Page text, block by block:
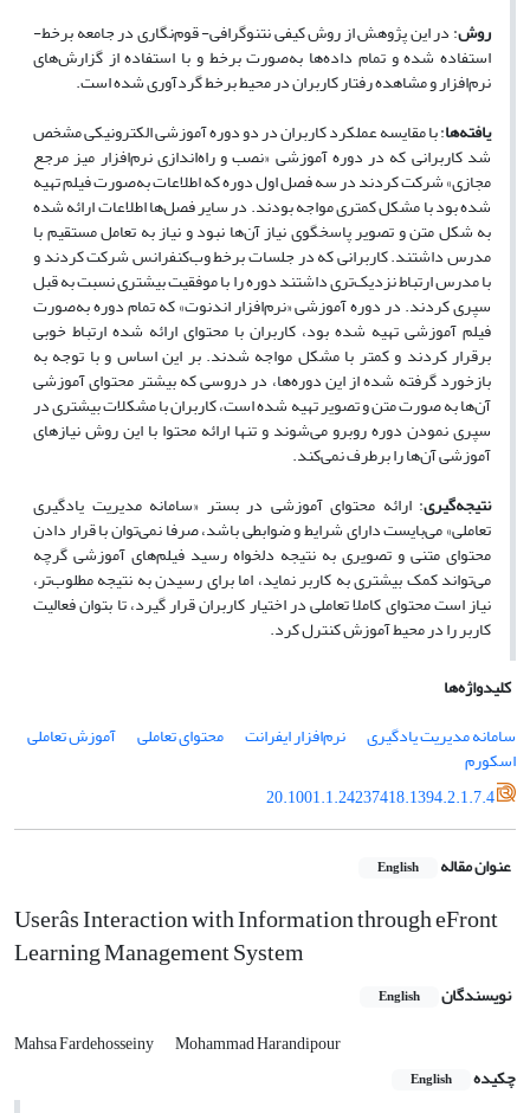
روش: در این پژوهش از روش کیفی نتنوگرافی- قوم‌نگاری در جامعه برخط-
استفاده شده و تمام داده‌ها به‌صورت برخط و با استفاده از گزارش‌های
نرم‌افزار و مشاهده رفتار کاربران در محیط برخط گردآوری شده است.
یافته‌ها: با مقایسه عملکرد کاربران در دو دوره آموزشی الکترونیکی مشخص
شد کاربرانی که در دوره آموزشی «نصب و راه‌اندازی نرم‌افزار میز مرجع
مجازی» شرکت کردند در سه فصل اول دوره که اطلاعات به‌صورت فیلم تهیه
شده بود با مشکل کمتری مواجه بودند. در سایر فصل‌ها اطلاعات ارائه شده
به ‌شکل متن و تصویر پاسخگوی نیاز آن‌ها نبود و نیاز به تعامل مستقیم با
مدرس داشتند. کاربرانی که در جلسات برخط وب‌کنفرانس شرکت کردند و
با مدرس ارتباط نزدیک‌تری داشتند دوره را با موفقیت بیشتری نسبت به قبل
سپری کردند. در دوره آموزشی «نرم‌افزار اندنوت» که تمام دوره به‌صورت
فیلم آموزشی تهیه شده بود، کاربران با محتوای ارائه شده ارتباط خوبی
برقرار کردند و کمتر با مشکل مواجه شدند. بر این اساس و با توجه به
بازخورد گرفته شده از این دوره‌ها، در دروسی که بیشتر محتوای آموزشی
آن‌ها به صورت متن و تصویر تهیه شده است، کاربران با مشکلات بیشتری در
سپری نمودن دوره روبرو می‌شوند و تنها ارائه محتوا با این روش نیازهای
آموزشی آن‌ها را برطرف نمی‌کند.
نتیجه‌گیری: ارائه محتوای آموزشی در بستر «سامانه مدیریت یادگیری
تعاملی» می‌بایست دارای شرایط و ضوابطی باشد، صرفا نمی‌توان با قرار دادن
محتوای متنی و تصویری به نتیجه دلخواه رسید فیلم‌های آموزشی گرچه
می‌تواند کمک بیشتری به کاربر نماید، اما برای رسیدن به نتیجه مطلوب‌تر،
نیاز است محتوای کاملا تعاملی در اختیار کاربران قرار گیرد، تا بتوان فعالیت
کاربر را در محیط آموزش کنترل کرد.
کلیدواژه‌ها
سامانه مدیریت یادگیری
نرم‌افزار ایفرانت محتوای تعاملی آموزش تعاملی
اسکورم
20.1001.1.24237418.1394.2.1.7.4
عنوان مقاله English
Userâs Interaction with Information through eFront
Learning Management System
نویسندگان English
Mahsa Fardehosseiny
Mohammad Harandipour
چکیده
English